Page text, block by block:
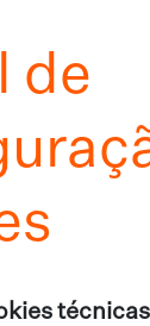
de
técnicas